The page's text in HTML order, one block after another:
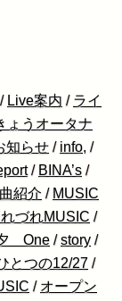
/ Live案内 / ライ
ょうオータナ
らせ / info, /
/ BINA’s /
曲紹介 / MUSIC
づれMUSIC /
One /story /
とつの12/27 /
/ オープン